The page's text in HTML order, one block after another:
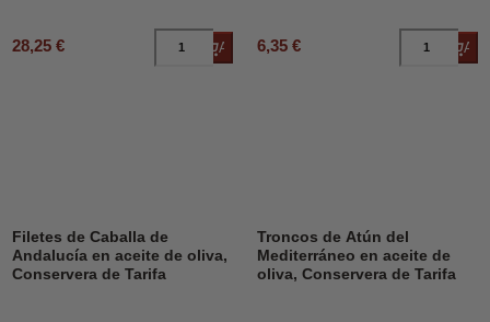
28,25 € Añadir al carrito
6,35 €
Filetes de Caballa de
Andalucía en aceite de oliva,
Conservera de Tarifa
Troncos de Atún del
Mediterráneo en aceite de
oliva, Conservera de Tarifa